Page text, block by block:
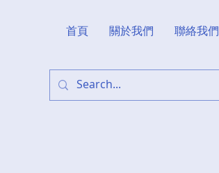
首頁 關於我們 聯絡我們